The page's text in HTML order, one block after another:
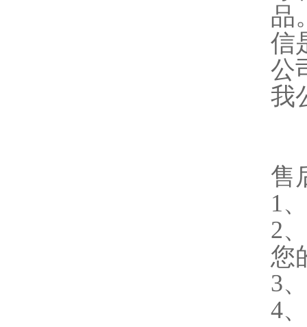
品
信
公
我
售
1
2
您
3
4